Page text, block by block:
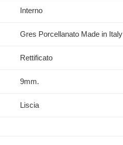
Interno
Gres Porcellanato Made in Italy
Rettificato
9mm.
Liscia